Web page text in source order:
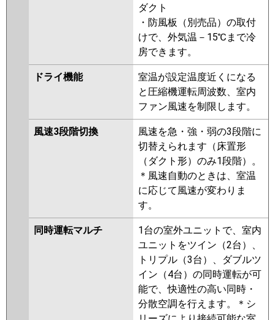
ダクト
・防風板（別売品）の取付
けで、外気温－15℃まで冷
房できます。
ドライ機能
室温が設定温度近くになる
と圧縮機運転周波数、室内
ファン風速を制限します。
風速3段階切換
風速を急・強・弱の3段階に
切替えられます（床置形
（ダクト形）のみ1段階）。
＊風速自動のときは、室温
に応じて風速が変わりま
す。
同時運転マルチ
1台の室外ユニットで、室内
ユニットをツイン（2台）、
トリプル（3台）、ダブルツ
イン（4台）の同時運転が可
能で、快適性の高い同時・
分散空調を行えます。＊シ